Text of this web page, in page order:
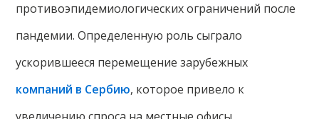
противоэпидемиологических ограничений после
пандемии. Определенную роль сыграло
ускорившееся перемещение зарубежных
компаний в Сербию, которое привело к